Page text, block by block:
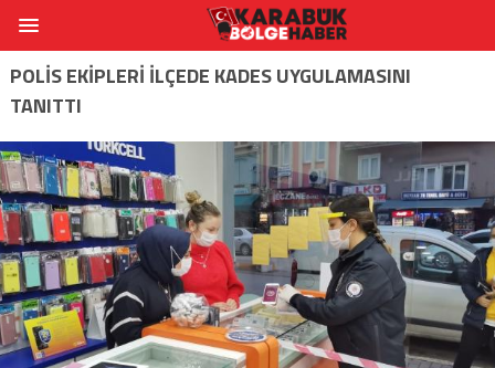
POLİS EKİPLERİ İLÇEDE KADES UYGULAMASINI
TANITTI